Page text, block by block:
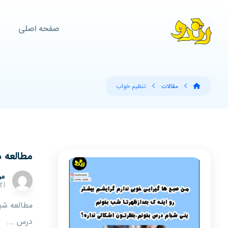
صفحه اصلی
مقالات تنظیم خواب
مطالعه
درس ...